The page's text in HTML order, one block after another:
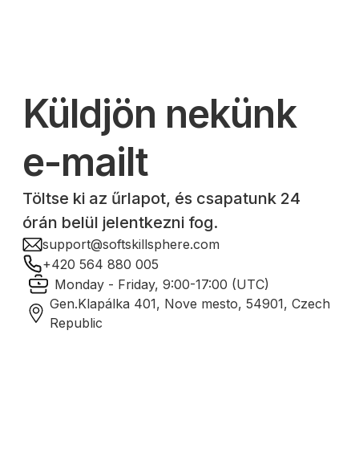
Küldjön nekünk
e-mailt
Töltse ki az űrlapot, és csapatunk 24
órán belül jelentkezni fog.
support@softskillsphere.com
+420 564 880 005
Monday - Friday, 9:00-17:00 (UTC)
Gen.Klapálka 401, Nove mesto, 54901, Czech
Republic